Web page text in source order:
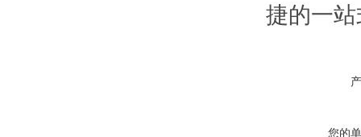
捷的一
您的